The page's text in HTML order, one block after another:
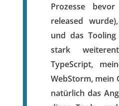
Prozesse
released
und das
stark
TypeScript,
WebStorm, mein
natürlich das